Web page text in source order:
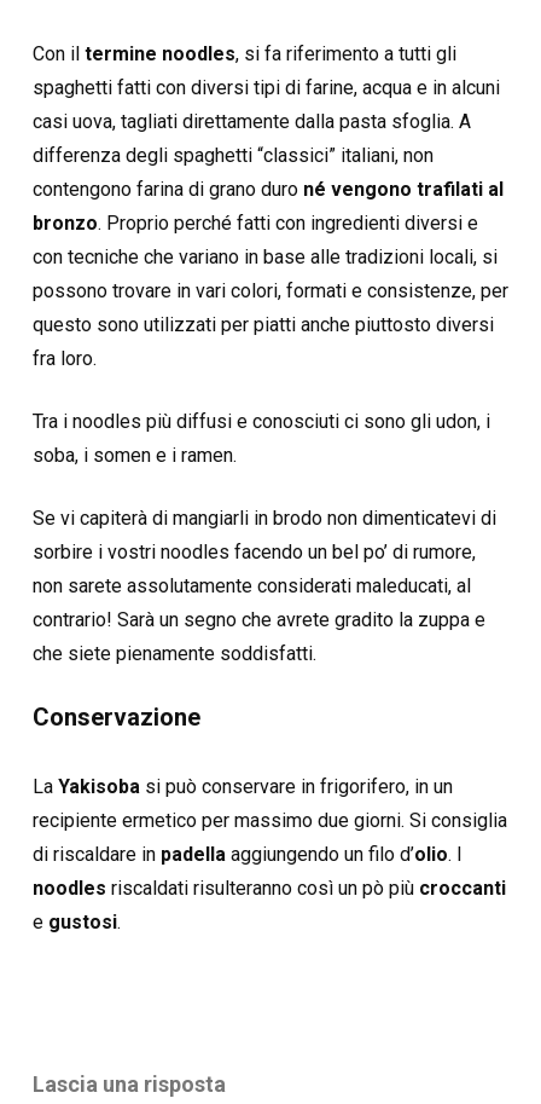
Con il termine noodles, si fa riferimento a tutti gli
spaghetti fatti con diversi tipi di farine, acqua e in alcuni
casi uova, tagliati direttamente dalla pasta sfoglia. A
differenza degli spaghetti “classici” italiani, non
contengono farina di grano duro né vengono trafilati al
bronzo. Proprio perché fatti con ingredienti diversi e
con tecniche che variano in base alle tradizioni locali, si
possono trovare in vari colori, formati e consistenze, per
questo sono utilizzati per piatti anche piuttosto diversi
fra loro.
Tra i noodles più diffusi e conosciuti ci sono gli udon, i
soba, i somen e i ramen.
Se vi capiterà di mangiarli in brodo non dimenticatevi di
sorbire i vostri noodles facendo un bel po’ di rumore,
non sarete assolutamente considerati maleducati, al
contrario! Sarà un segno che avrete gradito la zuppa e
che siete pienamente soddisfatti.
Conservazione
La Yakisoba si può conservare in frigorifero, in un
recipiente ermetico per massimo due giorni. Si consiglia
di riscaldare in padella aggiungendo un filo d’olio. I
noodles riscaldati risulteranno così un pò più croccanti
e gustosi.
Lascia una risposta